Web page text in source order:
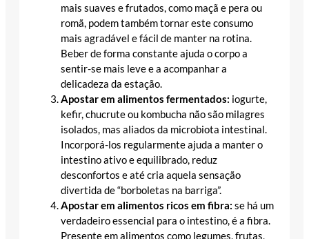
mais suaves e frutados, como maçã e pera ou
romã, podem também tornar este consumo
mais agradável e fácil de manter na rotina.
Beber de forma constante ajuda o corpo a
sentir-se mais leve e a acompanhar a
delicadeza da estação.
Apostar em alimentos fermentados: iogurte,
kefir, chucrute ou kombucha não são milagres
isolados, mas aliados da microbiota intestinal.
Incorporá-los regularmente ajuda a manter o
intestino ativo e equilibrado, reduz
desconfortos e até cria aquela sensação
divertida de “borboletas na barriga”.
Apostar em alimentos ricos em fibra: se há um
verdadeiro essencial para o intestino, é a fibra.
Presente em alimentos como legumes, frutas,